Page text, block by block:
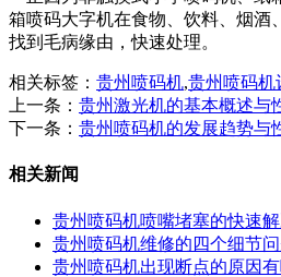
箱喷码大字机在食物、饮料、烟酒
找到毛病缘由，快速处理。
相关标签： 贵州喷码机,贵州喷码机
上一条： 贵州激光机的基本概述与
下一条： 贵州喷码机的发展趋势与
相关新闻
贵州喷码机喷嘴堵塞的快速
贵州喷码机维修的四个细节
贵州喷码机出现断点的原因